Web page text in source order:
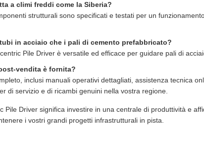
a climi freddi come la Siberia?
strutturali sono specificati e testati per un
in acciaio che i pali di cemento prefabbricato?
Pile Driver è versatile ed efficace per guidare pali di
vendita è fornita?
inclusi manuali operativi dettagliati, assistenza tecnica
di servizio e di ricambi genuini nella vostra regione.
Pile Driver significa investire in una centrale di produttività e
i vostri grandi progetti infrastrutturali in pista.